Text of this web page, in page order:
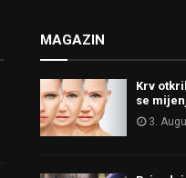
MAGAZIN
Krv
se
3.